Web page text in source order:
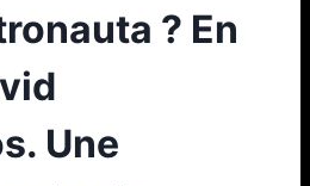
? En
Une